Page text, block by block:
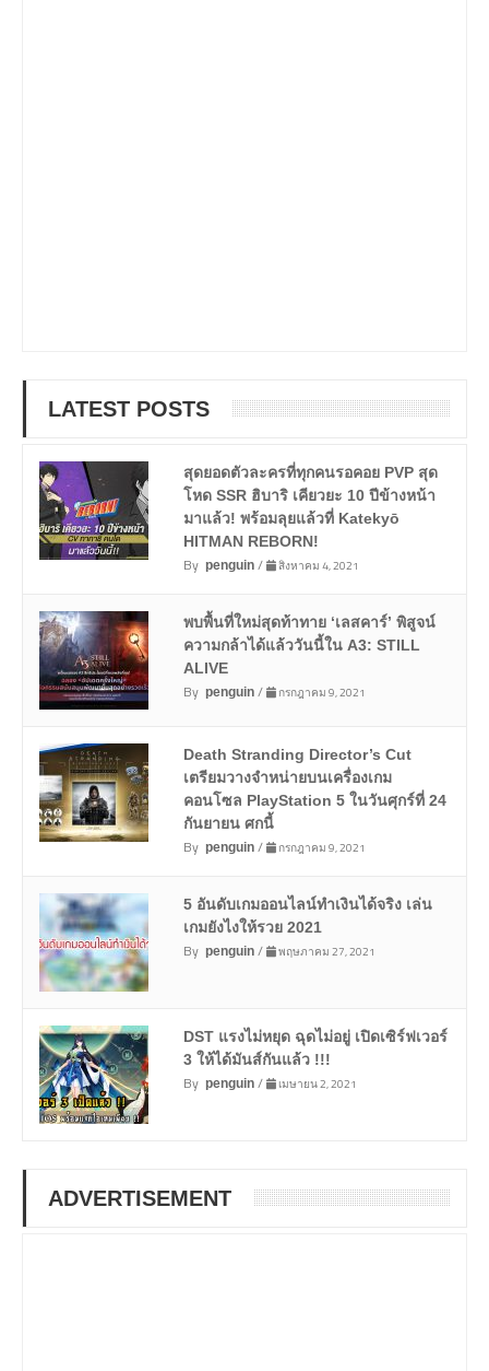
LATEST POSTS
สุดยอดตัวละครที่ทุกคนรอคอย PVP สุด
โหด SSR ฮิบาริ เคียวยะ 10 ปีข้างหน้า
มาแล้ว! พร้อมลุยแล้วที่ Katekyō
HITMAN REBORN!
By penguin/ สิงหาคม 4, 2021
พบพื้นที่ใหม่สุดท้าทาย ‘เลสคาร์’ พิสูจน์
ความกล้าได้แล้ววันนี้ใน A3: STILL
ALIVE
By penguin/ กรกฎาคม 9, 2021
Death Stranding Director’s Cut
เตรียมวางจำหน่ายบนเครื่องเกม
คอนโซล PlayStation 5 ในวันศุกร์ที่ 24
กันยายน ศกนี้
By penguin/ กรกฎาคม 9, 2021
5 อันดับเกมออนไลน์ทำเงินได้จริง เล่น
เกมยังไงให้รวย 2021
By penguin/ พฤษภาคม 27, 2021
DST แรงไม่หยุด ฉุดไม่อยู่ เปิดเซิร์ฟเวอร์
3 ให้ได้มันส์กันแล้ว !!!
By penguin/ เมษายน 2, 2021
ADVERTISEMENT